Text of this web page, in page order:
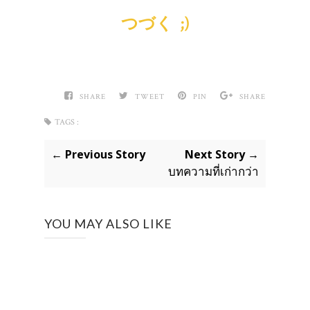
つづく ;)
SHARE TWEET PIN SHARE
TAGS :
← Previous Story Next Story →
บทความที่เก่ากว่า
YOU MAY ALSO LIKE